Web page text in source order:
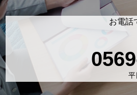
お電話
平